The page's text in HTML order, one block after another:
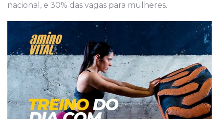
nacional, e 30% das vagas para mulheres.